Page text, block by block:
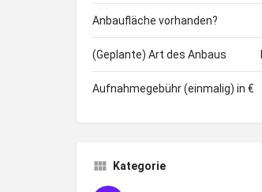
Anbaufläche vorhanden?
(Geplante) Art des Anbaus
Aufnahmegebühr (einmalig) in €
Kategorie